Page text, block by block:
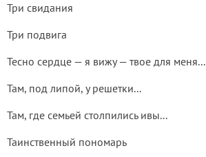
Три свидания
Три подвига
Тесно сердце — я вижу — твое для меня...
Там, под липой, у решетки...
Там, где семьей столпились ивы...
Таинственный пономарь